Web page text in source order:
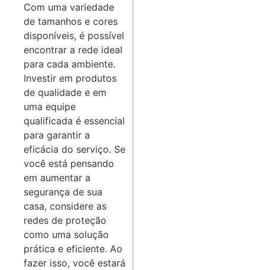
Com uma variedade
de tamanhos e cores
disponíveis, é possível
encontrar a rede ideal
para cada ambiente.
Investir em produtos
de qualidade e em
uma equipe
qualificada é essencial
para garantir a
eficácia do serviço. Se
você está pensando
em aumentar a
segurança de sua
casa, considere as
redes de proteção
como uma solução
prática e eficiente. Ao
fazer isso, você estará